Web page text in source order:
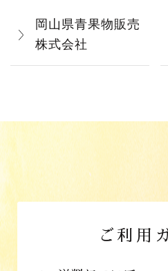
岡山県青果物販売
株式会社
ご利用